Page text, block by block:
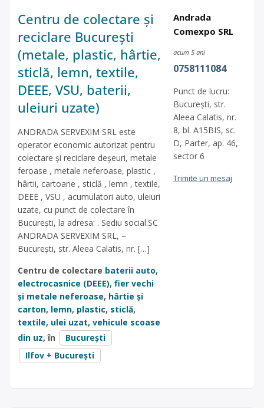
Centru de colectare și
reciclare București
(metale, plastic, hârtie,
sticlă, lemn, textile,
DEEE, VSU, baterii,
uleiuri uzate)
ANDRADA SERVEXIM SRL este
operator economic autorizat pentru
colectare și reciclare deșeuri, metale
feroase , metale neferoase, plastic ,
hârtii, cartoane , sticlă , lemn , textile,
DEEE , VSU , acumulatori auto, uleiuri
uzate, cu punct de colectare în
București, la adresa: . Sediu social:SC
ANDRADA SERVEXIM SRL, –
București, str. Aleea Calatis, nr. […]
Centru de colectare baterii auto,
electrocasnice (DEEE), fier vechi
și metale neferoase, hârtie și
carton, lemn, plastic, sticlă,
textile, ulei uzat, vehicule scoase
din uz, în
București
Ilfov + București
Andrada
Comexpo SRL
acum 5 ani
0758111084
Punct de lucru:
București, str.
Aleea Calatis, nr.
8, bl. A15BIS, sc.
D, Parter, ap. 46,
sector 6
Trimite un mesaj